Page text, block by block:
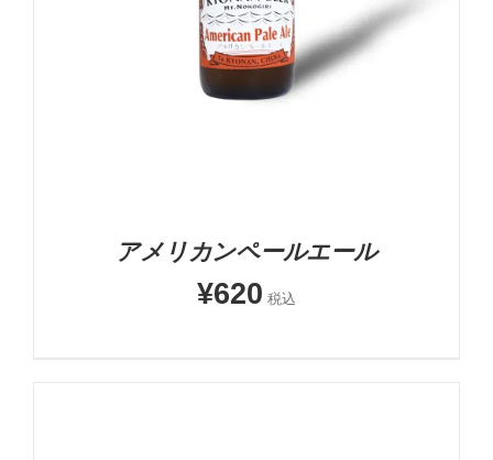
アメリカンペールエール
¥620 税込